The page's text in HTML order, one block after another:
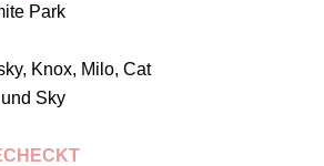
Park
Knox, Milo, Cat
Sky